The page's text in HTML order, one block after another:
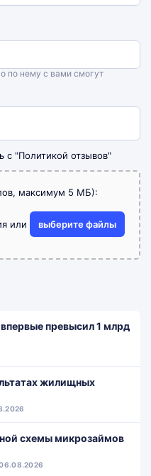
по нему с вами смогут
с "Политикой отзывов"
максимум 5 МБ):
или выберите файлы
превысил 1 млрд
жилищных
схемы микрозаймов